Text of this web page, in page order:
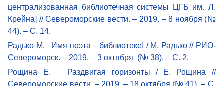
централизованная библиотечная системы ЦГБ им. Л.
Крейна] // Североморские вести. – 2019. – 8 ноября (№
44). – С. 14.
Радько М. Имя поэта – библиотеке! / М. Радько // РИО-
Североморск. – 2019. – 3 октября (№ 38). – С. 2.
Рощина Е. Раздвигая горизонты / Е. Рощина //
Североморские вести. – 2019. – 18 октября (№ 41). – С.